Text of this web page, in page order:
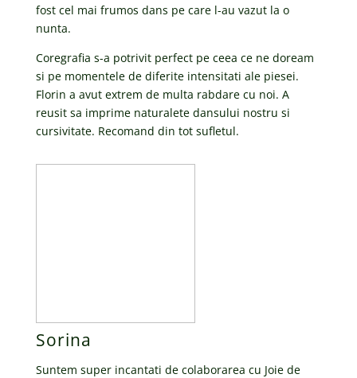
fost cel mai frumos dans pe care l-au vazut la o
nunta.
Coregrafia s-a potrivit perfect pe ceea ce ne doream
si pe momentele de diferite intensitati ale piesei.
Florin a avut extrem de multa rabdare cu noi. A
reusit sa imprime naturalete dansului nostru si
cursivitate. Recomand din tot sufletul.
Sorina
Suntem super incantati de colaborarea cu Joie de